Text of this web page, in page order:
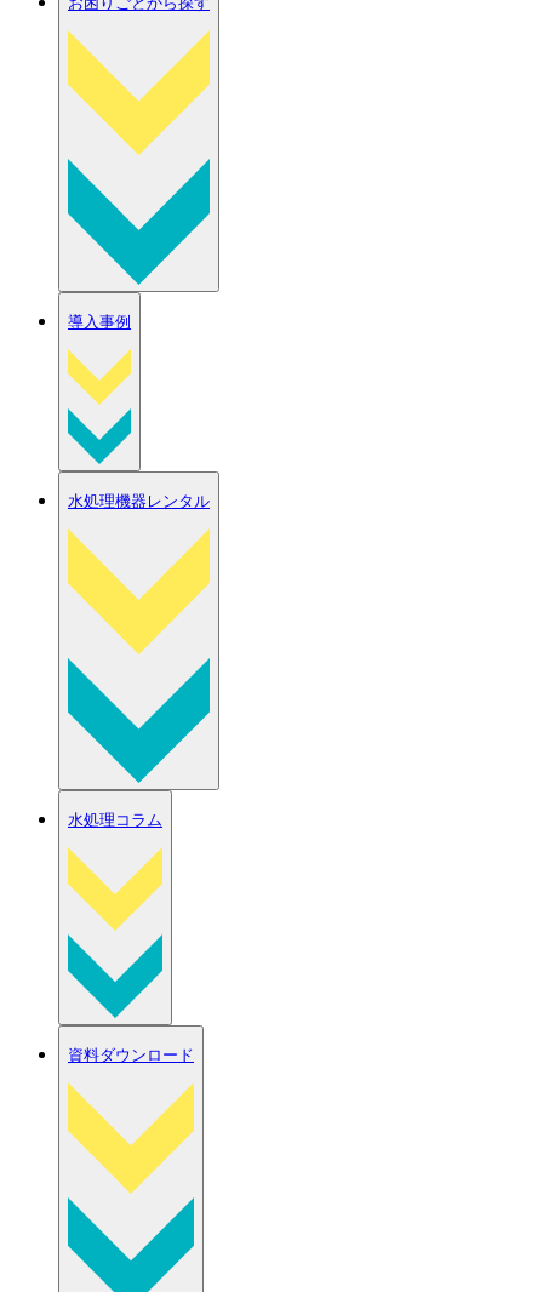
導入事例
水処理機器レンタル
水処理コラム
資料ダウンロード